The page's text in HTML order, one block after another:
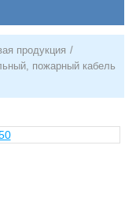
продукция /
пожарный кабель